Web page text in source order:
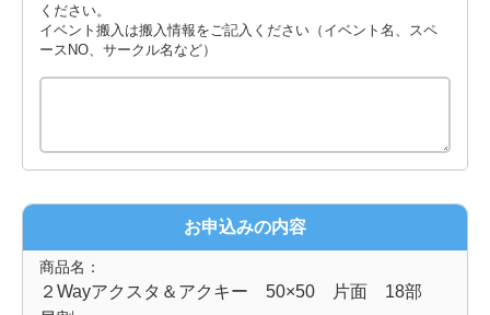
ください。
イベント搬入は搬入情報をご記入ください（イベント名、スペ
ースNO、サークル名など）
お申込みの内容
商品名：
２Wayアクスタ＆アクキー 50×50 片面 18部